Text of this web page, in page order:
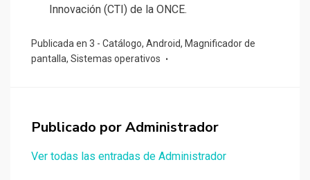
Innovación (CTI) de la ONCE.
Publicada en 3 - Catálogo, Android, Magnificador de
pantalla, Sistemas operativos
Publicado porAdministrador
Ver todas las entradas de Administrador